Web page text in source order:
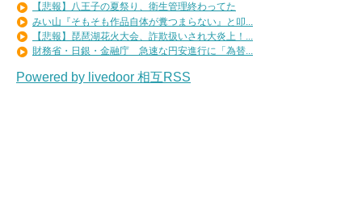
【悲報】八王子の夏祭り、衛生管理終わってた
みい山『そもそも作品自体が糞つまらない』と叩...
【悲報】琵琶湖花火大会、詐欺扱いされ大炎上！...
財務省・日銀・金融庁 急速な円安進行に「為替...
Powered by livedoor 相互RSS